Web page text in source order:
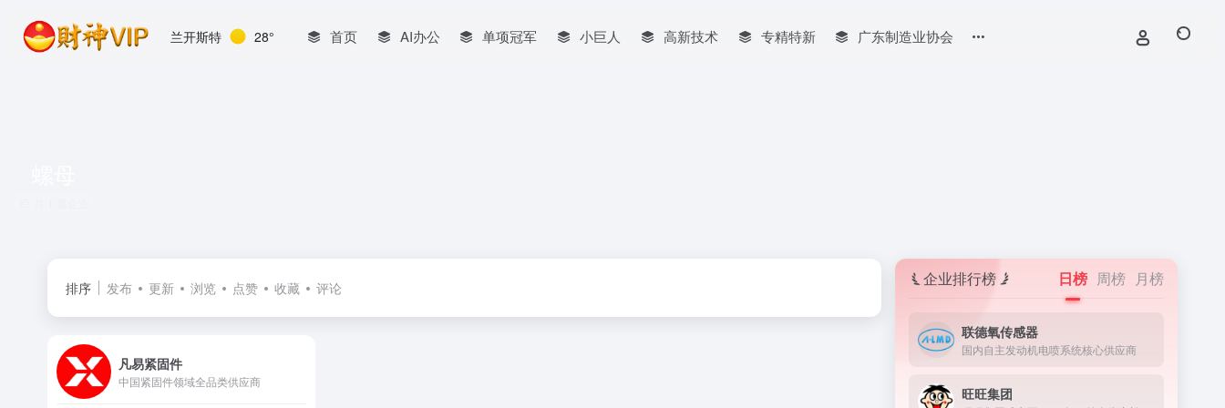
兰开斯特 28° 首页 AI办公 单项冠军 小巨人 高新技术 专精特新 广东制造业协会
排序 发布 更新 浏览 点赞 收藏 评论
凡易紧固件
中国紧固件领域全品类供应商
企业排行榜 日榜 周榜 月榜
联德氧传感器
国内自主发动机电喷系统核心供应商
旺旺集团